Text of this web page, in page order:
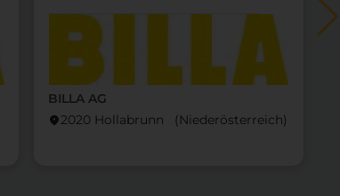
BILLA AG
location_on2020 Hollabrunn (Nieder­österreich)